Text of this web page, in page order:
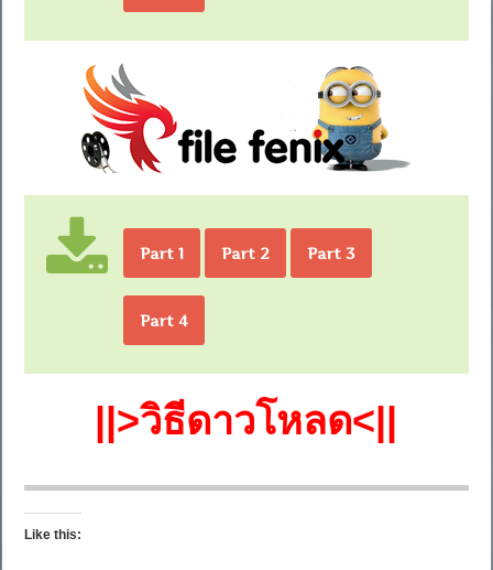
Part 1 Part 2 Part 3
Part 4
||>วิธีดาวโหลด<||
Like this: